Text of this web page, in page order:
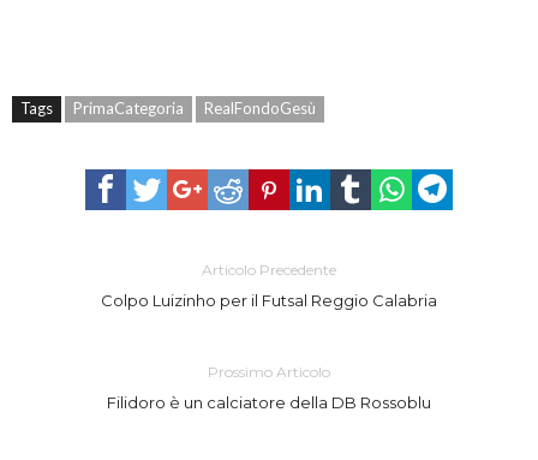
Tags PrimaCategoria RealFondoGesù
Articolo Precedente
Colpo Luizinho per il Futsal Reggio Calabria
Prossimo Articolo
Filidoro è un calciatore della DB Rossoblu